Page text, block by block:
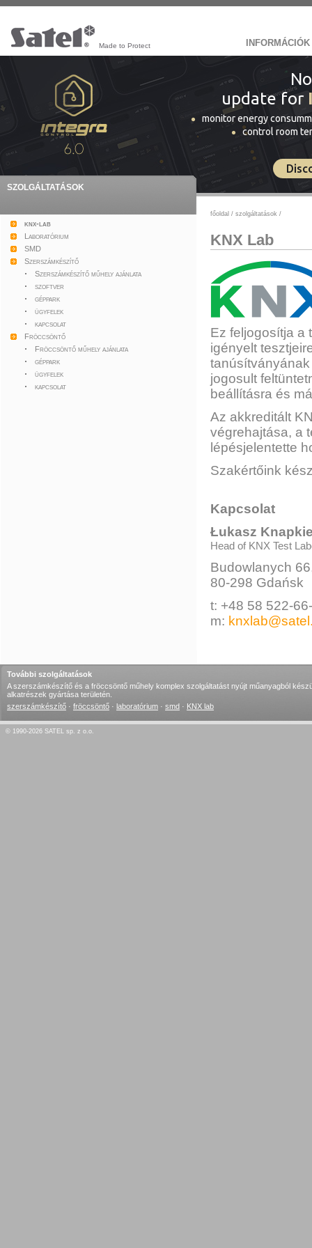
Made to Protect INFORMÁCIÓK
update for
monitor energy
control room
SZOLGÁLTATÁSOK
knx-lab
Laboratórium
SMD
Szerszámkészítő
Szerszámkészítő műhely ajánlata
szoftver
géppark
ügyfelek
kapcsolat
Fröccsöntő
Fröccsöntő műhely ajánlata
géppark
ügyfelek
kapcsolat
főoldal / szolgáltatások /
KNX Lab
Ez feljogosítja a
igényelt
jogosult
beállításra és
Az akkreditált
végrehajtása, a
lépésjelentette
Szakértőink
Kapcsolat
Łukasz
Head of KNX Test
Budowlanych
80-298 Gdańsk
t: +48 58 522-
m:
További szolgáltatások
A szerszámkészítő és a fröccsöntő műhely komplex szolgáltatást nyújt műanyagból
alkatrészek gyártása területén.
szerszámkészítő · fröccsöntő · laboratórium · smd · KNX lab
© 1990-2026 SATEL sp. z o.o.